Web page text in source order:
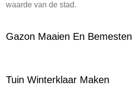
waarde van de stad.
Gazon Maaien En Bemesten
Tuin Winterklaar Maken